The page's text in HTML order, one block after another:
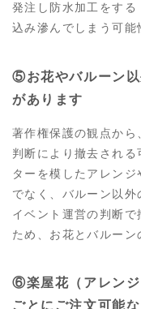
発注し防水加工をする
込み滲んでしまう可能
⑤お花やバルーン
があります
著作権保護の観点か
判断により撤去され
ターを模したアレン
でなく、バルーン以
イベント運営の判断
ため、お花とバルーン
⑥楽屋花（アレン
ごとにご注文可能